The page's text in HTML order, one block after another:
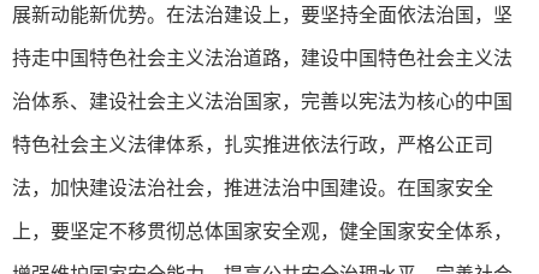
展新动能新优势。在法治建设上，要坚持全面依法治国，坚
持走中国特色社会主义法治道路，建设中国特色社会主义法
治体系、建设社会主义法治国家，完善以宪法为核心的中国
特色社会主义法律体系，扎实推进依法行政，严格公正司
法，加快建设法治社会，推进法治中国建设。在国家安全
上，要坚定不移贯彻总体国家安全观，健全国家安全体系，